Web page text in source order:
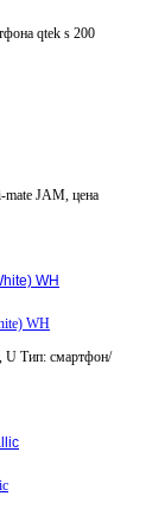
qtek s 200
mate JAM, цена
WH
U Тип: смартфон/